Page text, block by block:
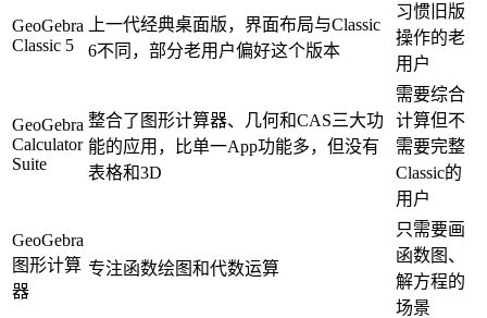
GeoGebra
Classic 5
上一代经典桌面版，界面布局与Classic
6不同，部分老用户偏好这个版本
习惯旧版
操作的老
用户
GeoGebra
Calculator
Suite
整合了图形计算器、几何和CAS三大功
能的应用，比单一App功能多，但没有
表格和3D
需要综合
计算但不
需要完整
Classic的
用户
GeoGebra
图形计算
器
专注函数绘图和代数运算
只需要画
函数图、
解方程的
场景